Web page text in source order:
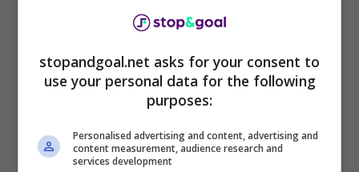
Juventus, c’è il ritorno di
Chiellini: adesso è ufficiale
vorrebbero il suo inserimento nella dirigenza e
quasi sicuramente accadrà in futuro, quando
stopandgoal.net asks for your consent to
use your personal data for the following
purposes:
Personalised advertising and content, advertising and
content measurement, audience research and
services development